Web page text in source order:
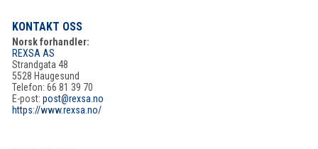
KONTAKT OSS
Norsk forhandler:
REXSA AS
Strandgata 48
5528 Haugesund
Telefon: 66 81 39 70
E-post: post@rexsa.no
https://www.rexsa.no/